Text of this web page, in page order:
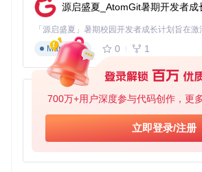
700万+用户深度参与代码创作，更
立即登录/注册
这种设计使编辑操作既灵活又可扩展，新
相应的命令接口即可无缝集成。
掌握实践指南：四步完成专业谱
1. 环境搭建与项目配置
获取项目源码后，使用Unity 2021.3 LTS
调整工作区布局，将时
源启盛夏_AtomGit暑期开发者成
Markdown
0 1
AionUi
TypeScript
0 6